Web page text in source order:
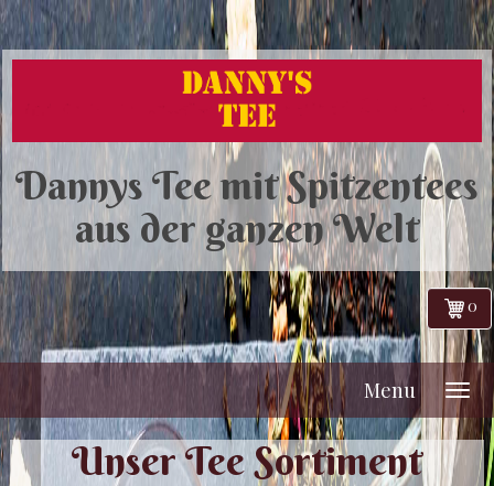
Dannys Tee mit Spitzentees
aus der ganzen Welt
0
Menu
Unser Tee Sortiment